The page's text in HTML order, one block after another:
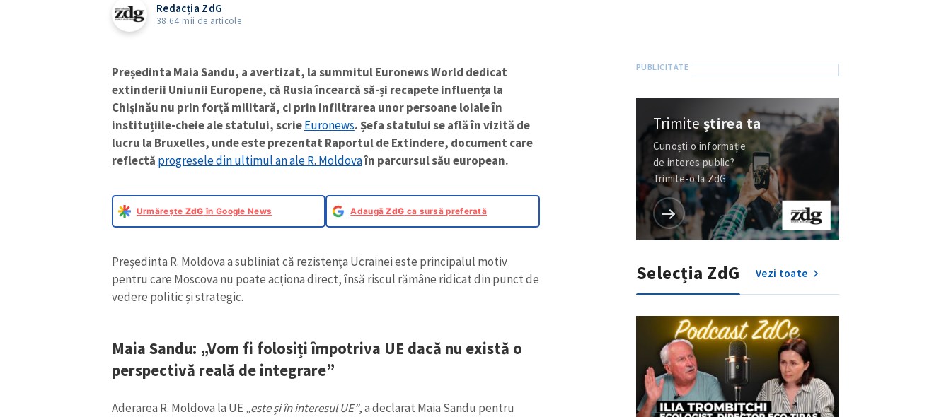
Redacția ZdG
38.64 mii de articole
Președinta Maia Sandu, a avertizat, la summitul Euronews World dedicat
extinderii Uniunii Europene, că Rusia încearcă să-și recapete influența la
Chișinău nu prin forță militară, ci prin infiltrarea unor persoane loiale în
instituțiile-cheie ale statului, scrieEuronews. Șefa statului se află în vizită de
lucru la Bruxelles, unde este prezentat Raportul de Extindere, document care
reflectă progresele din ultimul an ale R. Moldovaîn parcursul său european.
Urmărește ZdG în Google News AdaugăZdG ca sursă preferată
Președinta R. Moldova a subliniat că rezistența Ucrainei este principalul motiv
pentru care Moscova nu poate acționa direct, însă riscul rămâne ridicat din punct de
vedere politic și strategic.
Maia Sandu: „Vom fi folosiți împotriva UE dacă nu există o
perspectivă reală de integrare”
Aderarea R. Moldova la UE„este și în interesul UE”, a declarat Maia Sandu pentru
Trimiteștirea ta
Cunoști o informație
de interes public?
Trimite-o la ZdG
Selecția ZdG Vezi toate